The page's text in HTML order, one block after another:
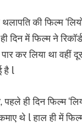
थलापति की फिल्म
दिन में फिल्म ने
कर लिया था
है l
पहले ही दिन फिल्म
थे l हाल ही में